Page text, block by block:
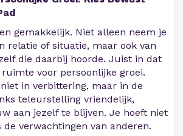
gemakkelijk. Niet alleen neem je
relatie of situatie, maar ook van
die daarbij hoorde. Juist in dat
voor persoonlijke groei.
in verbittering, maar in de
teleurstelling vriendelijk,
aan jezelf te blijven. Je hoeft niet
de verwachtingen van anderen.